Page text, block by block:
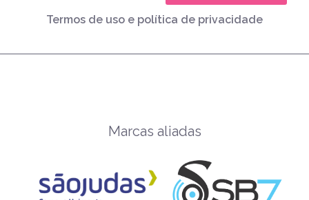
Termos de uso e política de privacidade
Marcas aliadas